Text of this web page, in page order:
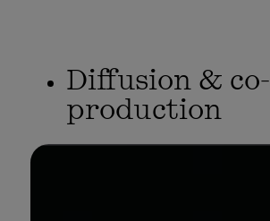
Diffusion & co-
production